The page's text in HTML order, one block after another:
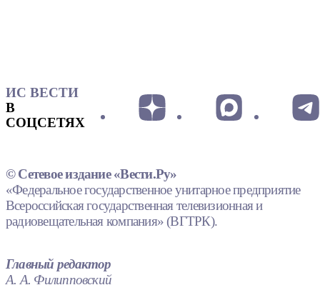
ИС ВЕСТИ
В
СОЦСЕТЯХ
© Сетевое издание «Вести.Ру»
«Федеральное государственное унитарное предприятие
Всероссийская государственная телевизионная и
радиовещательная компания» (ВГТРК).
Главный редактор
А. А. Филипповский